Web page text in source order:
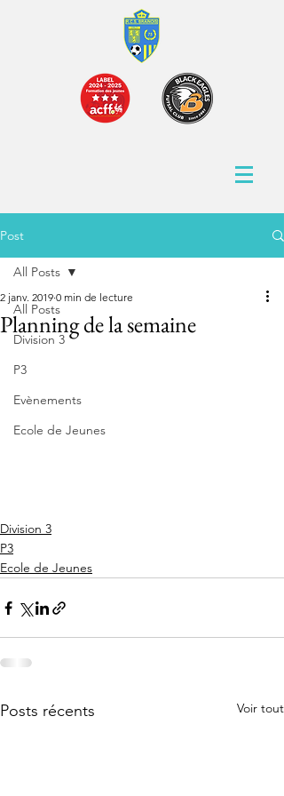
Post
All Posts
Division 3
P3
Evènements
Ecole de Jeunes
All Posts
Planning de la semaine
2 janv. 2019 0 min de lecture
Division 3
P3
Ecole de Jeunes
Posts récents Voir tout